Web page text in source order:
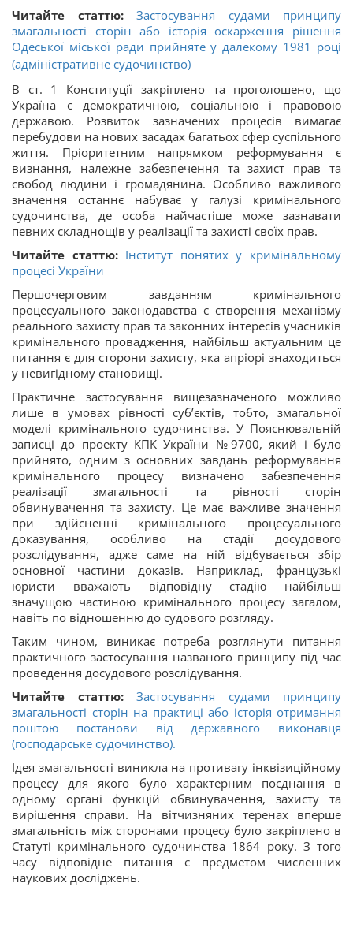
Читайте статтю: Застосування судами принципу
змагальності сторін або історія оскарження рішення
Одеської міської ради прийняте у далекому 1981 році
(адміністративне судочинство)
В ст. 1 Конституції закріплено та проголошено, що
Україна є демократичною, соціальною і правовою
державою. Розвиток зазначених процесів вимагає
перебудови на нових засадах багатьох сфер суспільного
життя. Пріоритетним напрямком реформування є
визнання, належне забезпечення та захист прав та
свобод людини і громадянина. Особливо важливого
значення останнє набуває у галузі кримінального
судочинства, де особа найчастіше може зазнавати
певних складнощів у реалізації та захисті своїх прав.
Читайте статтю: Інститут понятих у кримінальному
процесі України
Першочерговим завданням кримінального
процесуального законодавства є створення механізму
реального захисту прав та законних інтересів учасників
кримінального провадження, найбільш актуальним це
питання є для сторони захисту, яка апріорі знаходиться
у невигідному становищі.
Практичне застосування вищезазначеного можливо
лише в умовах рівності суб’єктів, тобто, змагальної
моделі кримінального судочинства. У Пояснювальній
записці до проекту КПК України №9700, який і було
прийнято, одним з основних завдань реформування
кримінального процесу визначено забезпечення
реалізації змагальності та рівності сторін
обвинувачення та захисту. Це має важливе значення
при здійсненні кримінального процесуального
доказування, особливо на стадії досудового
розслідування, адже саме на ній відбувається збір
основної частини доказів. Наприклад, французькі
юристи вважають відповідну стадію найбільш
значущою частиною кримінального процесу загалом,
навіть по відношенню до судового розгляду.
Таким чином, виникає потреба розглянути питання
практичного застосування названого принципу під час
проведення досудового розслідування.
Читайте статтю: Застосування судами принципу
змагальності сторін на практиці або історія отримання
поштою постанови від державного виконавця
(господарське судочинство).
Ідея змагальності виникла на противагу інквізиційному
процесу для якого було характерним поєднання в
одному органі функцій обвинувачення, захисту та
вирішення справи. На вітчизняних теренах вперше
змагальність між сторонами процесу було закріплено в
Статуті кримінального судочинства 1864 року. З того
часу відповідне питання є предметом численних
наукових досліджень.